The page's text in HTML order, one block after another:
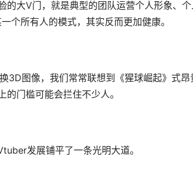
的大V门，就是典型的团队运营个人形象、个
个所有人的模式，其实反而更加健康。
3D图像，我们常常联想到《猩球崛起》式昂
门槛可能会拦住不少人。
发展铺平了一条光明大道。